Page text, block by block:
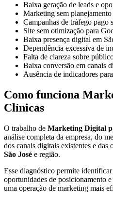
Baixa geração de leads e
Marketing sem
Campanhas de tráfego pago
Site sem otimização para
Baixa presença digital em
Dependência excessiva de
Falta de clareza sobre
Baixa conversão em canais
Ausência de indicadores
Como funciona
Clínicas
O trabalho de Marketing Digital
análise completa da empresa, do
dos canais digitais existentes e das
São José e região.
Esse diagnóstico permite
oportunidades de posicionamento
uma operação de marketing mais